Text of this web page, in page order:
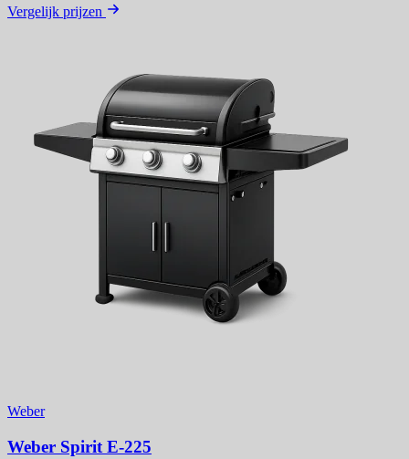
Vergelijk prijzen
Weber
Weber Spirit E-225